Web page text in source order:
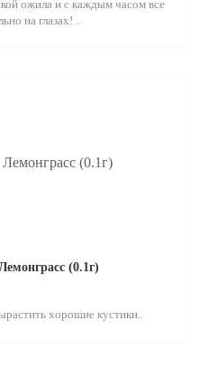
ожила и с каждым часом все
на глазах! ..
(0.1г)
хорошие кустики..